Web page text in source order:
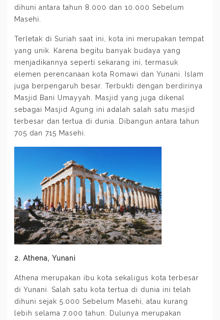
dihuni antara tahun 8.000 dan 10.000 Sebelum
Masehi.
Terletak di Suriah saat ini, kota ini merupakan tempat
yang unik. Karena begitu banyak budaya yang
menjadikannya seperti sekarang ini, termasuk
elemen perencanaan kota Romawi dan Yunani. Islam
juga berpengaruh besar. Terbukti dengan berdirinya
Masjid Bani Umayyah. Masjid yang juga dikenal
sebagai Masjid Agung ini adalah salah satu masjid
terbesar dan tertua di dunia. Dibangun antara tahun
705 dan 715 Masehi.
2. Athena, Yunani
Athena merupakan ibu kota sekaligus kota terbesar
di Yunani. Salah satu kota tertua di dunia ini telah
dihuni sejak 5.000 Sebelum Masehi, atau kurang
lebih selama 7.000 tahun. Dulunya merupakan